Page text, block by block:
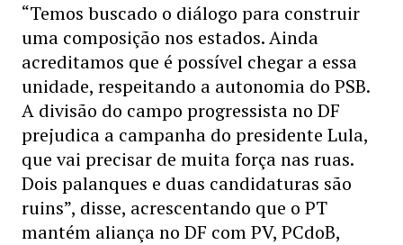
“Temos buscado o diálogo para construir
uma composição nos estados. Ainda
acreditamos que é possível chegar a essa
unidade, respeitando a autonomia do PSB.
A divisão do campo progressista no DF
prejudica a campanha do presidente Lula,
que vai precisar de muita força nas ruas.
Dois palanques e duas candidaturas são
ruins”, disse, acrescentando que o PT
mantém aliança no DF com PV, PCdoB,